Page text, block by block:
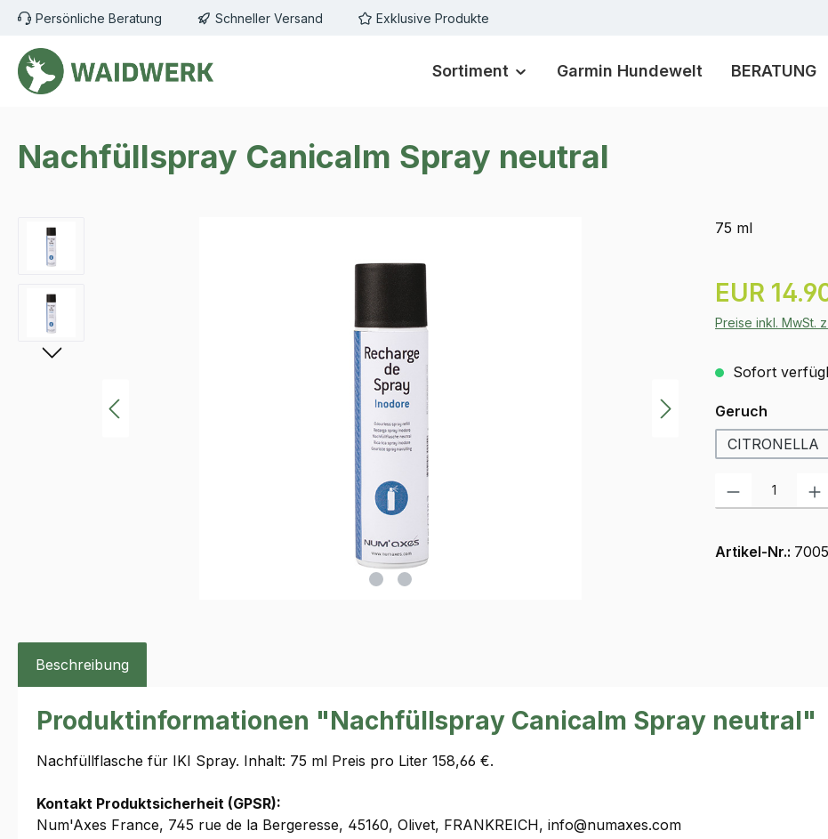
Hauptinhalt springen
Zur Suche springen
Zur Hauptnavigation springen
Persönliche Beratung Schneller Versand Exklusive Produkte
Sortiment Garmin Hundewelt BERATUNG
Nachfüllspray Canicalm Spray neutral
Bildergalerie überspringen 75 ml
Regulärer Preis:
EUR
Preise inkl. MwSt.
Sofort
Geruch
CITRONELLA
Produkt Anzahl:
Artikel-Nr.:
Beschreibung
Produktinformationen "Nachfüllspray Canicalm Spray neutral"
Nachfüllflasche für IKI Spray. Inhalt: 75 ml Preis pro Liter 158,66 €.
Kontakt Produktsicherheit (GPSR):
Num'Axes France, 745 rue de la Bergeresse, 45160, Olivet, FRANKREICH, info@numaxes.com